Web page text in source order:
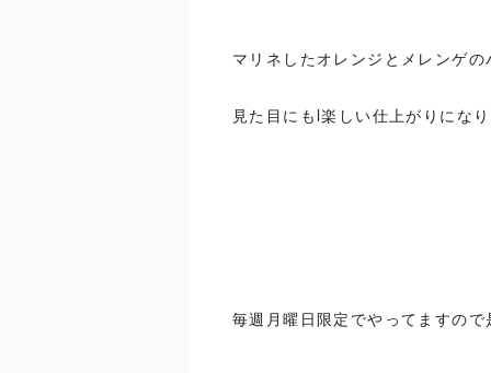
マリネしたオレンジとメレンゲ
見た目にもl楽しい仕上がりにな
毎週月曜日限定でやってますの